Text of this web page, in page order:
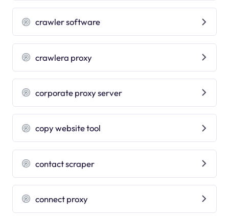
crawler software
crawlera proxy
corporate proxy server
copy website tool
contact scraper
connect proxy